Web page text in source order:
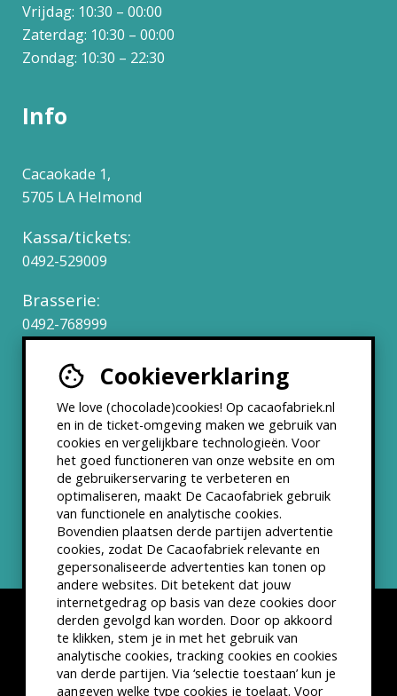
Cookieverklaring
We love (chocolade)cookies! Op cacaofabriek.nl
en in de ticket-omgeving maken we gebruik van
cookies en vergelijkbare technologieën. Voor
het goed functioneren van onze website en om
de gebruikerservaring te verbeteren en
optimaliseren, maakt De Cacaofabriek gebruik
van functionele en analytische cookies.
Bovendien plaatsen derde partijen advertentie
cookies, zodat De Cacaofabriek relevante en
gepersonaliseerde advertenties kan tonen op
andere websites. Dit betekent dat jouw
internetgedrag op basis van deze cookies door
derden gevolgd kan worden. Door op akkoord
te klikken, stem je in met het gebruik van
analytische cookies, tracking cookies en cookies
van derde partijen. Via ‘selectie toestaan’ kun je
aangeven welke type cookies je toelaat. Voor
Vrijdag: 10:30 – 00:00
Zaterdag: 10:30 – 00:00
Zondag: 10:30 – 22:30
Info
Cacaokade 1,
5705 LA Helmond
Kassa/tickets:
0492-529009
Brasserie:
0492-768999
Werken bij
Partners & Samenwerkingen
ANBI status
Nieuwsbrief
Disclaimer Privacyverklaring
Kleine lettertjes